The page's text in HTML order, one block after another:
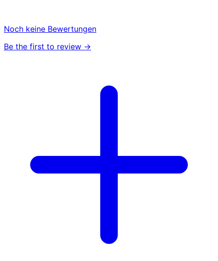
Noch keine Bewertungen
Be the first to review →